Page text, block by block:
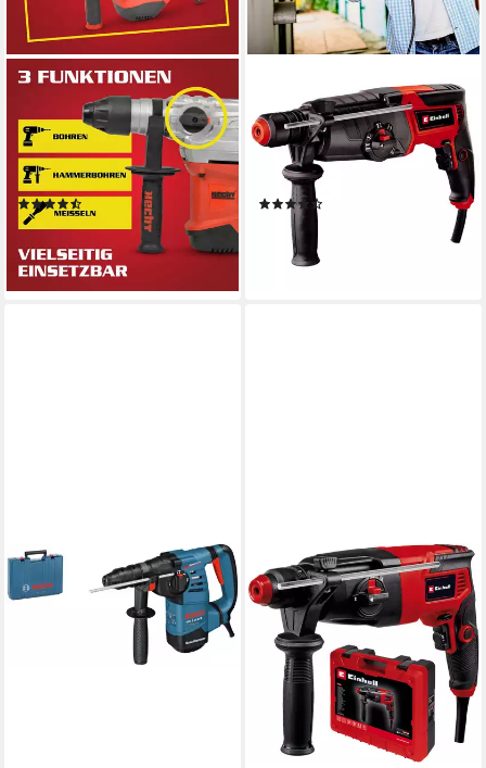
HECHT
Bohrhammer mit Kabel
1500W SDS-Plus 4250
U/min, 230 V, max. 860
U/min, mit Koffer
99,90 €
lieferbar - in 3-4 Werktagen bei dir
Bohrhammer TE-RH 950 5F,
max. 2600 U/min, inkl. Koffer
für universelle Aufbewahrung
von Werkzeug und Zubehör
109,85 €